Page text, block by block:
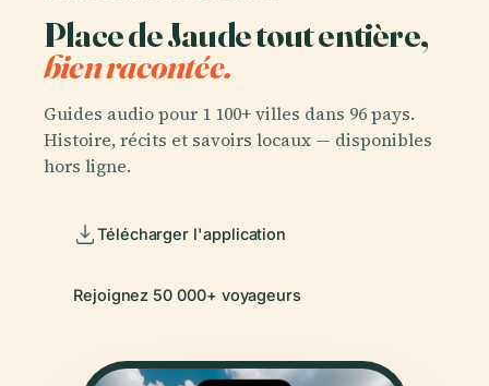
Place de Jaude tout entière,
bien racontée.
Guides audio pour 1 100+ villes dans 96 pays.
Histoire, récits et savoirs locaux — disponibles
hors ligne.
Télécharger l'application
Rejoignez 50 000+ voyageurs